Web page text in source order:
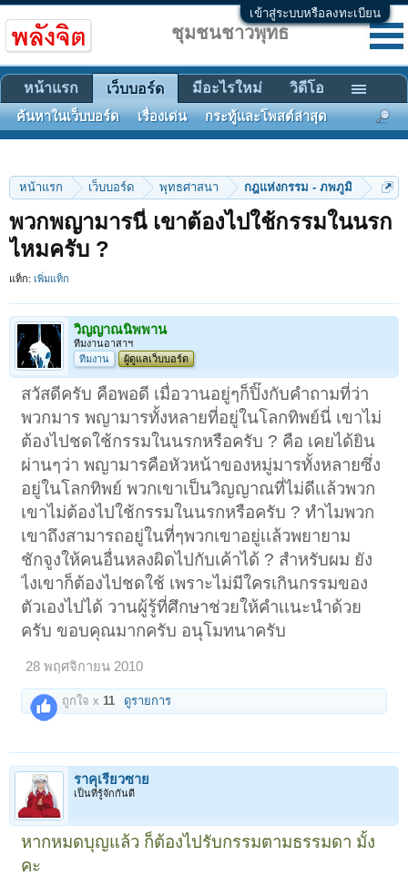
เข้าสู่ระบบหรือลงทะเบียน
หน้าแรก เว็บบอร์ด พุทธศาสนา กฎแห่งกรรม - ภพภูมิ
พวกพญามารนี่ เขาต้องไปใช้กรรมในนรก
ไหมครับ ?
แท็ก: เพิ่มแท็ก
วิญญาณนิพพาน
ทีมงานอาสาฯ
ทีมงาน
ผู้ดูแลเว็บบอร์ด
สวัสดีครับ คือพอดี เมื่อวานอยู่ๆก็ปิ๊งกับคําถามที่ว่า
พวกมาร พญามารทั้งหลายที่อยู่ในโลกทิพย์นี่ เขาไม่
ต้องไปชดใช้กรรมในนรกหรือครับ ? คือ เคยได้ยิน
ผ่านๆว่า พญามารคือหัวหน้าของหมู่มารทั้งหลายซึ่ง
อยู่ในโลกทิพย์ พวกเขาเป็นวิญญาณที่ไม่ดีเเล้วพวก
เขาไม่ต้องไปใช้กรรมในนรกหรือครับ ? ทําไมพวก
เขาถึงสามารถอยู่ในที่ๆพวกเขาอยู่เเล้วพยายาม
ชักจูงให้คนอื่นหลงผิดไปกับเค้าได้ ? สําหรับผม ยัง
ไงเขาก็ต้องไปชดใช้ เพราะไม่มีใครเกินกรรมของ
ตัวเองไปได้ วานผู้รู้ที่ศึกษาช่วยให้คําเเนะนําด้วย
ครับ ขอบคุณมากครับ อนุโมทนาครับ
28 พฤศจิกายน 2010
ถูกใจ x11 ดูรายการ
ราคุเรียวซาย
เป็นที่รู้จักกันดี
หากหมดบุญแล้ว ก็ต้องไปรับกรรมตามธรรมดา มั้ง
คะ
ชุมชนชาวพุทธ
หน้าแรก เว็บบอร์ด
ค้นหาในเว็บบอร์ด เรื่องเด่น กระทู้และโพสต์ล่าสุด
มีอะไรใหม่ วิดีโอ